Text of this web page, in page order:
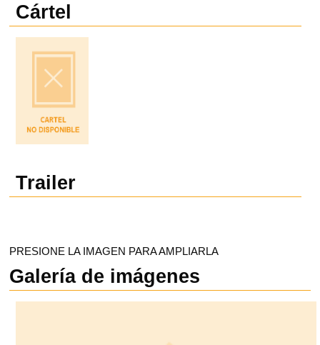
Cártel
Trailer
PRESIONE LA IMAGEN PARA AMPLIARLA
Galería de imágenes